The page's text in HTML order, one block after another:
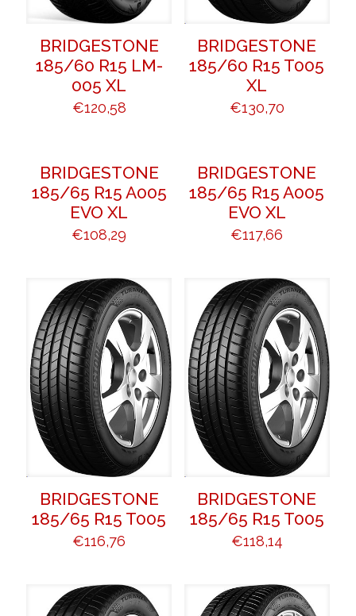
BRIDGESTONE
185/60 R15 LM-
005 XL
€120,58
BRIDGESTONE
185/60 R15 T005
XL
€130,70
BRIDGESTONE
185/65 R15 A005
EVO XL
€108,29
BRIDGESTONE
185/65 R15 A005
EVO XL
€117,66
BRIDGESTONE
185/65 R15 T005
€116,76
BRIDGESTONE
185/65 R15 T005
€118,14